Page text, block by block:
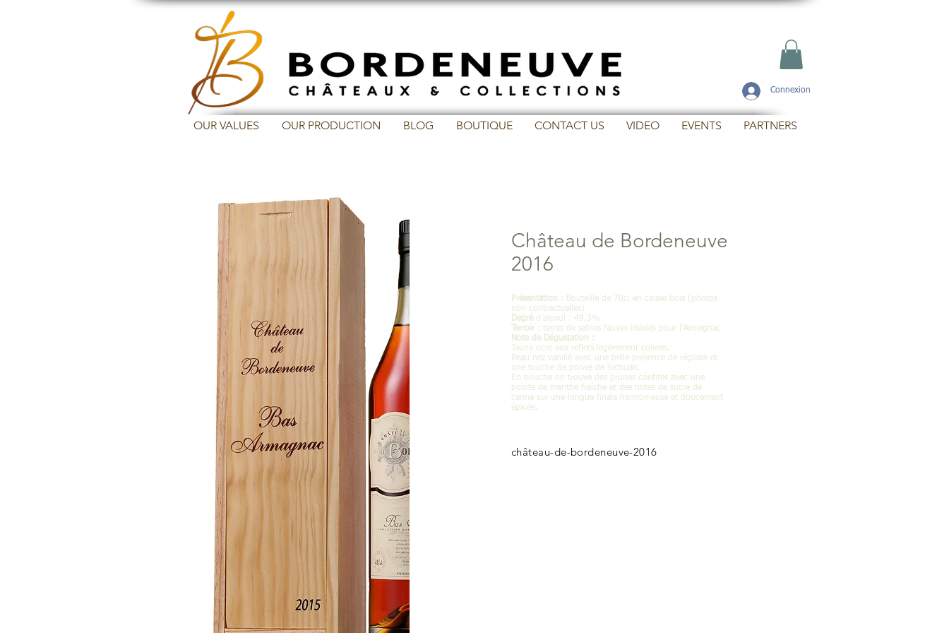
Connexion
OUR VALUES OUR PRODUCTION BLOG BOUTIQUE CONTACT US VIDEO EVENTS PARTNERS
Château de Bordeneuve
2016
Présentation : Bouteille de 70cl en caisse bois (photos
non contractuelles)
Degré d’alcool : 49.3%
Terroir : terres de sables fauves idéales pour l'Armagnac
Note de Dégustation :
Jaune ocre aux reflets légèrement cuivrés.
Beau nez vanillé avec une belle présence de réglisse et
une touche de poivre de Sichuan.
En bouche on trouve des prunes confites avec une
pointe de menthe fraîche et des notes de sucre de
canne sur une longue finale harmonieuse et doucement
épicée.
château-de-bordeneuve-2016